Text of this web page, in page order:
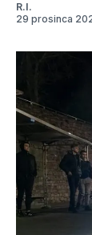
R.I.
29 prosinca